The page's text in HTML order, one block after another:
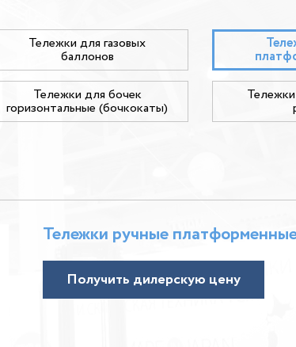
Тележки для газовых
баллонов
Тележки для бочек
горизонтальные (бочкокаты)
Тележки ручные
Получить дилерскую цену